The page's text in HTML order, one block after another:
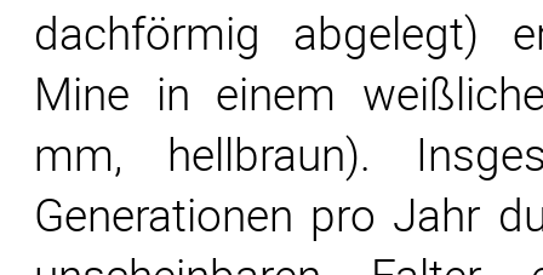
dachförmig abgelegt)
Mine in einem
mm, hellbraun).
Generationen pro Jahr